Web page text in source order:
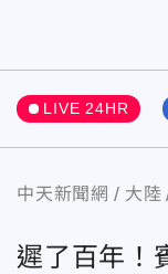
LIVE 24HR
中天新聞網 大陸
遲了百年！